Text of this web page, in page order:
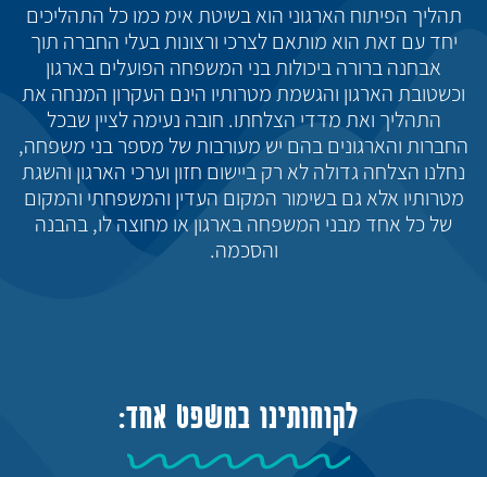
תהליך הפיתוח הארגוני הוא בשיטת אימ כמו כל התהליכים
יחד עם זאת הוא מותאם לצרכי ורצונות בעלי החברה תוך
אבחנה ברורה ביכולות בני המשפחה הפועלים בארגון
וכשטובת הארגון והגשמת מטרותיו הינם העקרון המנחה את
התהליך ואת מדדי הצלחתו. חובה נעימה לציין שבכל
החברות והארגונים בהם יש מעורבות של מספר בני משפחה,
נחלנו הצלחה גדולה לא רק ביישום חזון וערכי הארגון והשגת
מטרותיו אלא גם בשימור המקום העדין והמשפחתי והמקום
של כל אחד מבני המשפחה בארגון או מחוצה לו, בהבנה
והסכמה.
לקוחותינו במשפט אחד: